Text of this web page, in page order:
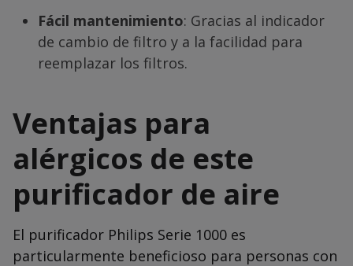
Fácil mantenimiento: Gracias al indicador
de cambio de filtro y a la facilidad para
reemplazar los filtros.
Ventajas para
alérgicos de este
purificador de aire
El purificador Philips Serie 1000 es
particularmente beneficioso para personas con